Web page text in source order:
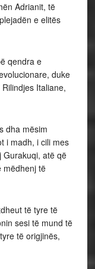
Adrianit, të
e elitës
qendra e
duke
Italiane,
dha mësim
i madh, i cili mes
Gurakuqi, atë që
mëdhenj të
të tyre të
sesi të mund të
të origjinës,